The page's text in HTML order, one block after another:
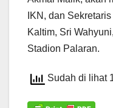
IKN, dan
Kaltim, Sri
Stadion Palaran.
Sudah di lihat